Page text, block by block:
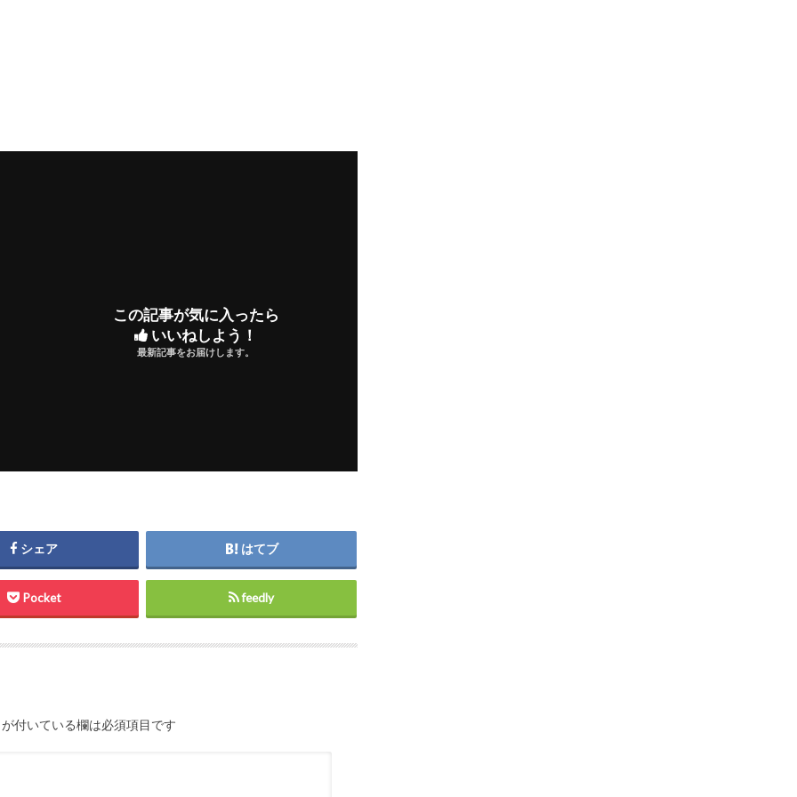
この記事が気に入ったら
いいねしよう！
最新記事をお届けします。
シェア はてブ
Pocket feedly
が付いている欄は必須項目です